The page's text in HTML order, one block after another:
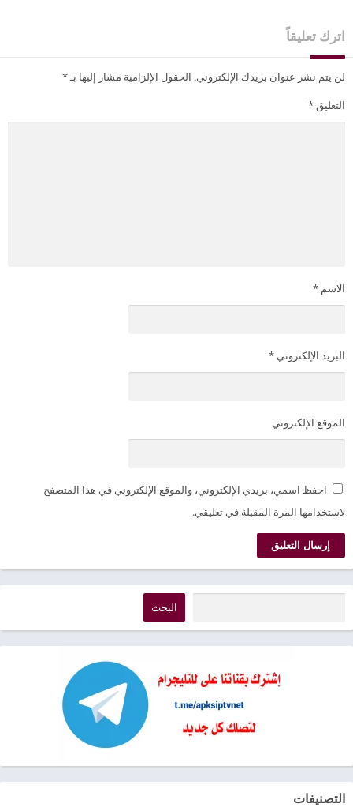
اترك تعليقاً
لن يتم نشر عنوان بريدك الإلكتروني. الحقول الإلزامية مشار إليها بـ*
التعليق *
الاسم *
البريد الإلكتروني *
الموقع الإلكتروني
احفظ اسمي، بريدي الإلكتروني، والموقع الإلكتروني في هذا المتصفح
لاستخدامها المرة المقبلة في تعليقي.
البحث
التصنيفات